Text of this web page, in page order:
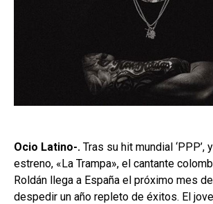
Ocio Latino-. Tras su hit mundial ‘PPP’,
estreno, «La Trampa», el cantante
Roldán llega a España el próximo mes
despedir un año repleto de éxitos. El